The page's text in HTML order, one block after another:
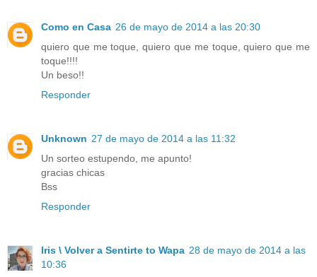
Como en Casa 26 de mayo de 2014 a las 20:30
quiero que me toque, quiero que me toque, quiero que me
toque!!!!
Un beso!!
Responder
Unknown 27 de mayo de 2014 a las 11:32
Un sorteo estupendo, me apunto!
gracias chicas
Bss
Responder
Iris \ Volver a Sentirte to Wapa 28 de mayo de 2014 a las
10:36